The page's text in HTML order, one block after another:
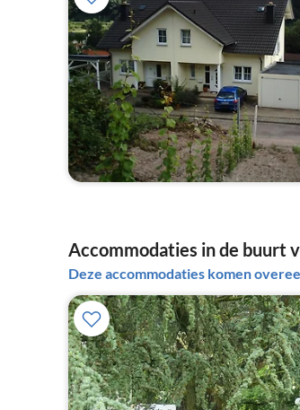
Accommodaties in de buurt
Deze accommodaties komen